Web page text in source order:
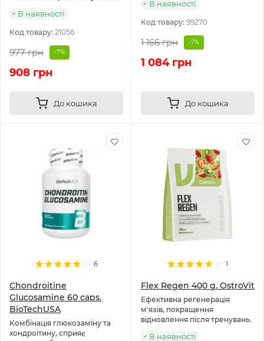
В наявності
Код товару: 21056
977 грн -7%
908 грн
До кошика
В наявності
Код товару: 99270
1 166 грн -7%
1 084 грн
До кошика
6
Chondroitine
Glucosamine 60 caps.
BioTechUSA
Комбінація глюкозаміну та
хондроїтину, сприяє
1
Flex Regen 400 g. OstroVit
Ефективна регенерація
м'язів, покращення
відновлення після тренувань.
В наявності